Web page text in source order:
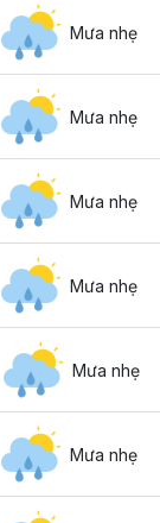
Mưa nhẹ
Mưa nhẹ
Mưa nhẹ
Mưa nhẹ
Mưa nhẹ
Mưa nhẹ